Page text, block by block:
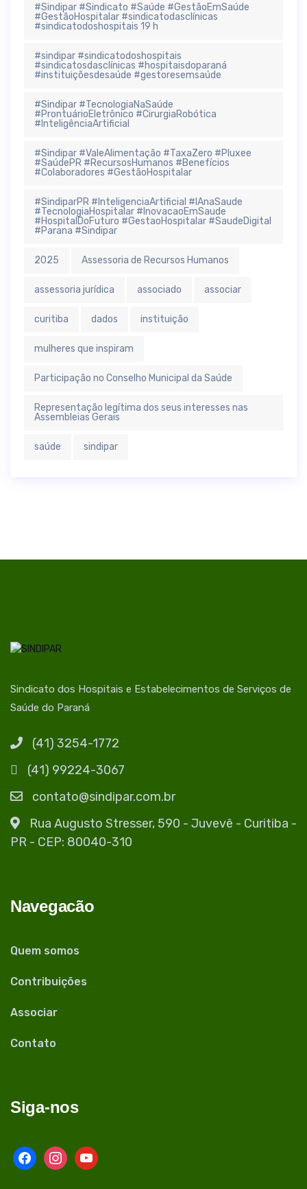
#Sindipar #Sindicato #Saúde #GestãoEmSaúde
#GestãoHospitalar #sindicatodasclínicas
#sindicatodoshospitais 19 h
#sindipar #sindicatodoshospitais
#sindicatosdasclínicas #hospitaisdoparaná
#instituiçõesdesaúde #gestoresemsaúde
#Sindipar #TecnologiaNaSaúde
#ProntuárioEletrônico #CirurgiaRobótica
#InteligênciaArtificial
#Sindipar #ValeAlimentação #TaxaZero #Pluxee
#SaúdePR #RecursosHumanos #Benefícios
#Colaboradores #GestãoHospitalar
#SindiparPR #InteligenciaArtificial #IAnaSaude
#TecnologiaHospitalar #InovacaoEmSaude
#HospitalDoFuturo #GestaoHospitalar #SaudeDigital
#Parana #Sindipar
2025 Assessoria de Recursos Humanos
assessoria jurídica associado associar
curitiba dados instituição
mulheres que inspiram
Participação no Conselho Municipal da Saúde
Representação legítima dos seus interesses nas
Assembleias Gerais
saúde sindipar
Sindicato dos Hospitais e Estabelecimentos de Serviços de
Saúde do Paraná
(41) 3254-1772
(41) 99224-3067
contato@sindipar.com.br
Rua Augusto Stresser, 590 - Juvevê - Curitiba -
PR - CEP: 80040-310
Navegacão
Quem somos
Contribuições
Associar
Contato
Siga-nos
facebookinstagram
youtube